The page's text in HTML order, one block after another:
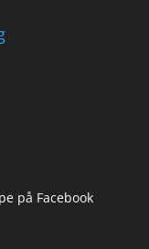
på Facebook